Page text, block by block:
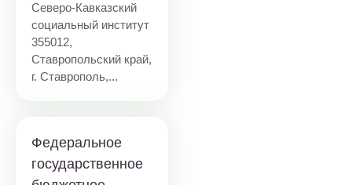
Северо-Кавказский
социальный институт
355012,
Ставропольский край,
г. Ставрополь,...
Федеральное
государственное